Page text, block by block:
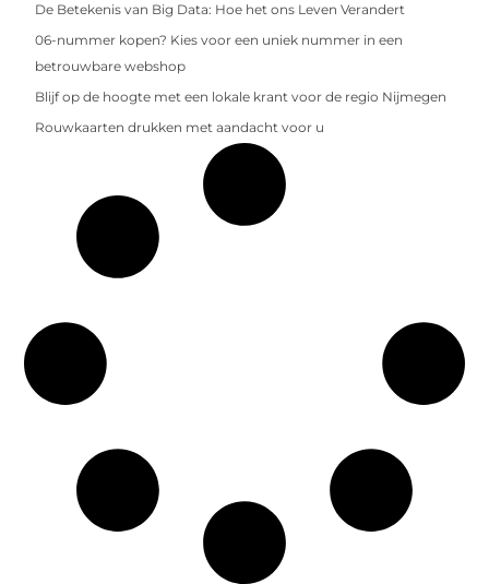
De Betekenis van Big Data: Hoe het ons Leven Verandert
06-nummer kopen? Kies voor een uniek nummer in een
betrouwbare webshop
Blijf op de hoogte met een lokale krant voor de regio Nijmegen
Rouwkaarten drukken met aandacht voor u